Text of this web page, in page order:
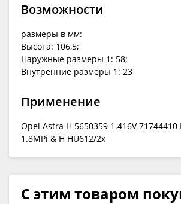
Возможности
размеры в мм:
Высота: 106,5;
Наружные размеры 1: 58;
Внутренние размеры 1: 23
Применение
Opel Astra H 5650359 1.416V 71744410
1.8MPi & H HU612/2x
С этим товаром